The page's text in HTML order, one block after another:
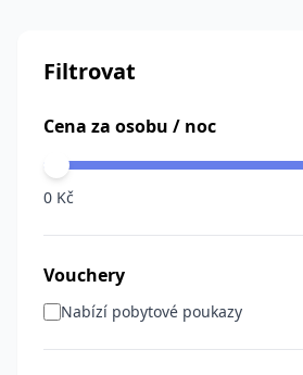
Filtrovat
Cena za osobu / noc
0 Kč
Vouchery
Nabízí pobytové poukazy